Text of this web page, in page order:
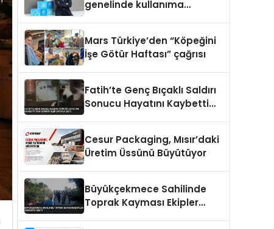
genelinde kullanıma
Mars Türkiye’den “Köpeğini
İşe Götür Haftası” çağrısı
Fatih’te Genç Bıçaklı Saldırı
Sonucu Hayatını Kaybetti
Cesur Packaging, Mısır’daki
Üretim Üssünü Büyütüyor
Büyükçekmece Sahilinde
Toprak Kayması Ekipler